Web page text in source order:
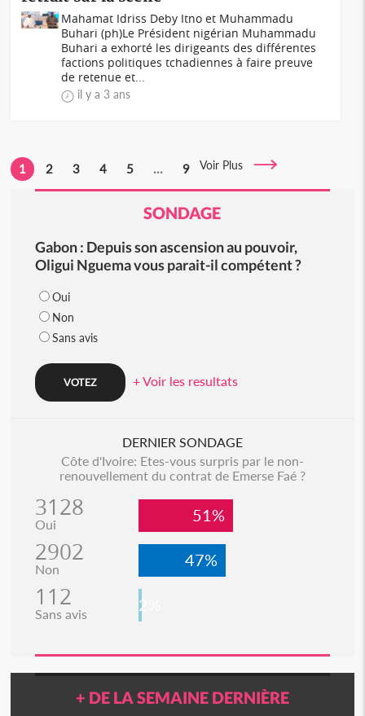
Mahamat Idriss Deby Itno et Muhammadu
Buhari (ph)Le Président nigérian Muhammadu
Buhari a exhorté les dirigeants des différentes
factions politiques tchadiennes à faire preuve
de retenue et...
il y a 3 ans
1 2 3 4 5 ... 9 Voir Plus
SONDAGE
Gabon : Depuis son ascension au pouvoir,
Oligui Nguema vous parait-il compétent ?
Oui
Non
Sans avis
+ Voir les resultats
DERNIER SONDAGE
Côte d'Ivoire: Etes-vous surpris par le non-
renouvellement du contrat de Emerse Faé ?
3128
Oui 51%
2902
Non 47%
112
Sans avis 2%
+ DE LA SEMAINE DERNIÈRE